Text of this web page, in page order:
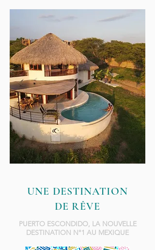
UNE DESTINATION
DE RÊVE
PUERTO ESCONDIDO, LA NOUVELLE
DESTINATION N°1 AU MEXIQUE